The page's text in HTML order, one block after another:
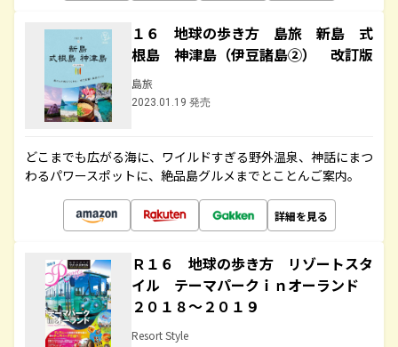
１６ 地球の歩き方 島旅 新島 式
根島 神津島（伊豆諸島②） 改訂版
島旅
2023.01.19 発売
どこまでも広がる海に、ワイルドすぎる野外温泉、神話にまつ
わるパワースポットに、絶品島グルメまでとことんご案内。
詳細を見る
Ｒ１６ 地球の歩き方 リゾートスタ
イル テーマパークｉｎオーランド
２０１８～２０１９
Resort Style